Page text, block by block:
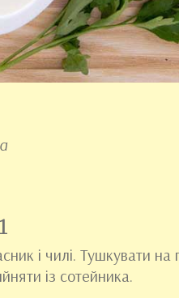
і чилі. Тушкувати на
із сотейника.